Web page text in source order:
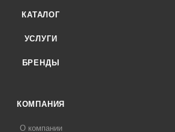
КАТАЛОГ
УСЛУГИ
БРЕНДЫ
КОМПАНИЯ
О компании